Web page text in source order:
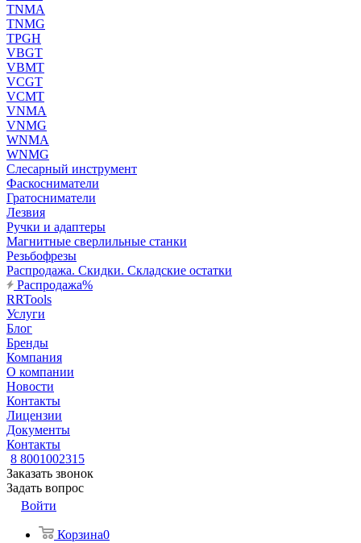
TNMA
TNMG
TPGH
VBGT
VBMT
VCGT
VCMT
VNMA
VNMG
WNMA
WNMG
Слесарный инструмент
Фаскосниматели
Гратосниматели
Лезвия
Ручки и адаптеры
Магнитные сверлильные станки
Резьбофрезы
Распродажа. Скидки. Складские остатки
Распродажа%
RRTools
Услуги
Блог
Бренды
Компания
О компании
Новости
Контакты
Лицензии
Документы
Контакты
8 8001002315
Заказать звонок
Задать вопрос
Войти
Корзина0